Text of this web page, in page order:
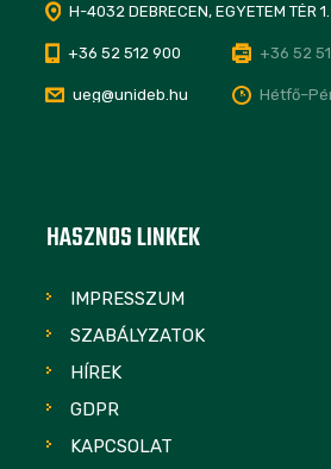
H-4032 DEBRECEN, EGYETEM TÉR 1.
+36 52 512 900 +36 52
ueg@unideb.hu
HASZNOS LINKEK
IMPRESSZUM
SZABÁLYZATOK
HÍREK
GDPR
KAPCSOLAT